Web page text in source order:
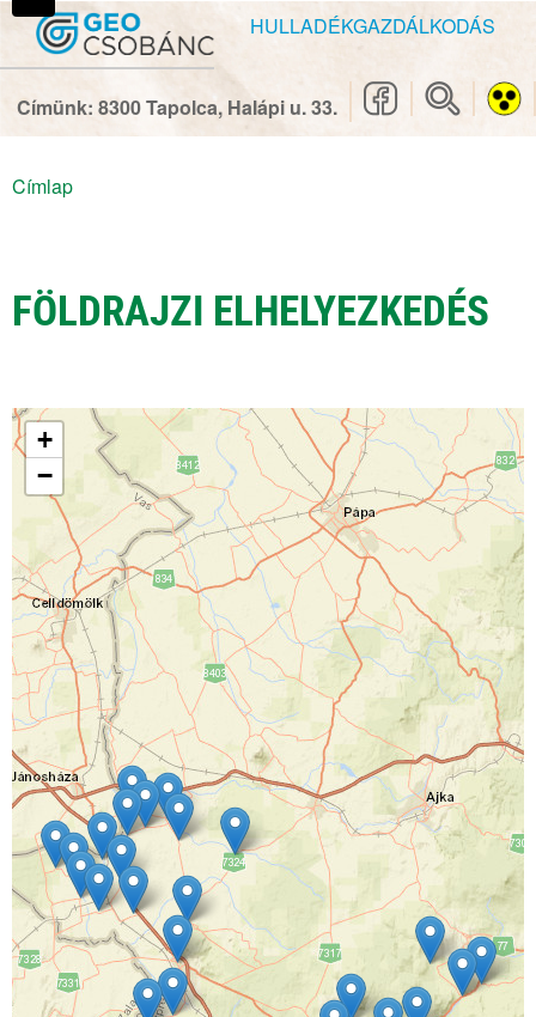
Ugrás
a
Ugrás
a
HULLADÉKGAZDÁLKODÁS
Címünk: 8300 Tapolca, Halápi u. 33.
Magunkról
Kapcsolatok
Minőségpolitika
Létesítményeink
Visszaélési bejelentési rendszer
Hulladékgazdálkodási információk
Földrajzi elhelyezkedés
Díjszabás
Kedvezmények, szünetelés
Edények, tárolók
Jogszabályok
Díjképzés
Hulladékgazdálkodási engedélyek
Hulladék ABC
Közszolgáltatási szerződés
Címlap
FÖLDRAJZI ELHELYEZKEDÉS
+
−